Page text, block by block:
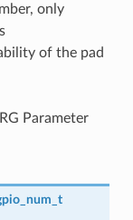
only
of the pad
Parameter